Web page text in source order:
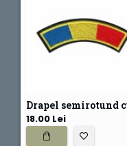
18.00 Lei